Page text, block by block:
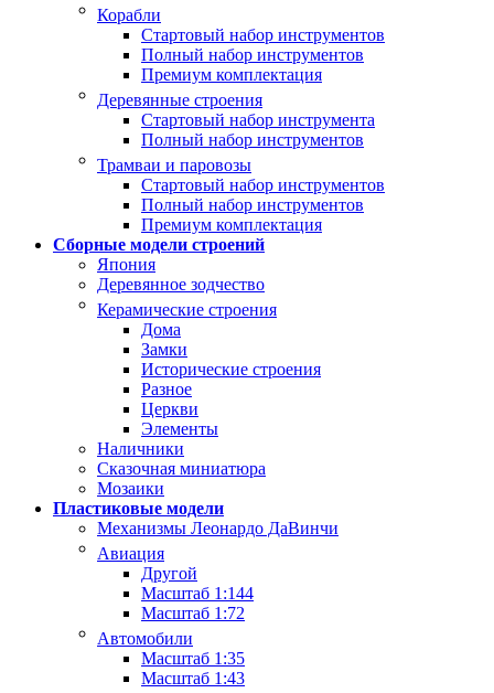
Корабли
Стартовый набор инструментов
Полный набор инструментов
Премиум комплектация
Деревянные строения
Стартовый набор инструмента
Полный набор инструментов
Трамваи и паровозы
Стартовый набор инструментов
Полный набор инструментов
Премиум комплектация
Сборные модели строений
Япония
Деревянное зодчество
Керамические строения
Дома
Замки
Исторические строения
Разное
Церкви
Элементы
Наличники
Сказочная миниатюра
Мозаики
Пластиковые модели
Механизмы Леонардо ДаВинчи
Авиация
Другой
Масштаб 1:144
Масштаб 1:72
Автомобили
Масштаб 1:35
Масштаб 1:43